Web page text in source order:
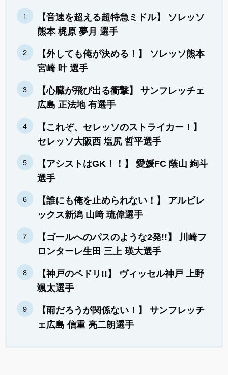
【音速を超える超特急ミドル】 ソレッソ
熊本 梶原 夢月 選手
【外しても俺が決める！】 ソレッソ熊本
宮崎 叶 選手
【心臓が飛び出る衝撃】 サンフレッチェ
広島 正法地 有選手
【これぞ、セレッソのストライカー！】
セレッソ大阪西 塩尻 哲平選手
【アシストはGK！！】 愛媛FC 蔭山 絢斗
選手
【誰にも俺を止められない！】 アルビレ
ックス新潟 山﨑 琉偉選手
【ゴールへのパスのような2発!!】 川崎フ
ロンターレ生田 三上 瑛大選手
【神戸のペドリ!!】 ヴィッセル神戸 上野
颯太選手
【雨だろうが関係ない！】 サンフレッチ
ェ広島 信重 亮二朗選手